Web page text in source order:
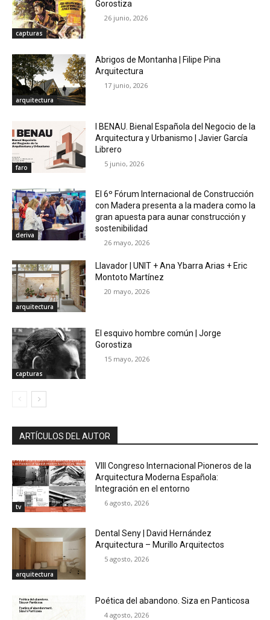
capturas
Gorostiza
26 junio, 2026
arquitectura
Abrigos de Montanha | Filipe Pina
Arquitectura
17 junio, 2026
faro
I BENAU. Bienal Española del Negocio de la
Arquitectura y Urbanismo | Javier García
Librero
5 junio, 2026
deriva
El 6º Fórum Internacional de Construcción
con Madera presenta a la madera como la
gran apuesta para aunar construcción y
sostenibilidad
26 mayo, 2026
arquitectura
Llavador | UNIT + Ana Ybarra Arias + Eric
Montoto Martínez
20 mayo, 2026
capturas
El esquivo hombre común | Jorge
Gorostiza
15 mayo, 2026
ARTÍCULOS DEL AUTOR
tv
VIII Congreso Internacional Pioneros de la
Arquitectura Moderna Española:
Integración en el entorno
6 agosto, 2026
arquitectura
Dental Seny | David Hernández
Arquitectura – Murillo Arquitectos
5 agosto, 2026
Poética del abandono. Siza en Panticosa
4 agosto, 2026